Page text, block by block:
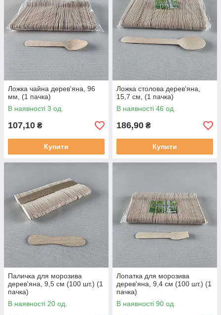
Ложка чайна дерев'яна, 96
мм, (1 пачка)
В наявності 3 од.
107,10 ₴
Купити
Ложка столова дерев'яна,
15,7 см, (1 пачка)
В наявності 46 од.
186,90 ₴
Купити
Паличка для морозива
дерев'яна, 9,5 см (100 шт.) (1
пачка)
В наявності 20 од.
Лопатка для морозива
дерев'яна, 9,4 см (100 шт.) (1
пачка)
В наявності 90 од.